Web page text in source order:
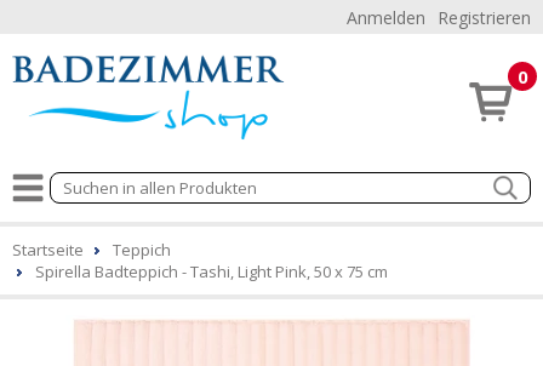
Anmelden Registrieren
0
Startseite
Teppich
Spirella Badteppich - Tashi, Light Pink, 50 x 75 cm